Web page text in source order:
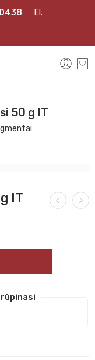
El.
50 g IT
IT